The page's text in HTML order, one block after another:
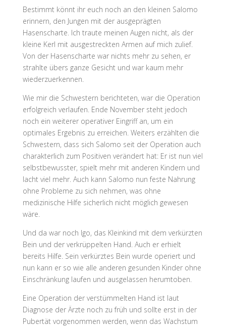
Bestimmt könnt ihr euch noch an den kleinen Salomo
erinnern, den Jungen mit der ausgeprägten
Hasenscharte. Ich traute meinen Augen nicht, als der
kleine Kerl mit ausgestreckten Armen auf mich zulief.
Von der Hasenscharte war nichts mehr zu sehen, er
strahlte übers ganze Gesicht und war kaum mehr
wiederzuerkennen.
Wie mir die Schwestern berichteten, war die Operation
erfolgreich verlaufen. Ende November steht jedoch
noch ein weiterer operativer Eingriff an, um ein
optimales Ergebnis zu erreichen. Weiters erzählten die
Schwestern, dass sich Salomo seit der Operation auch
charakterlich zum Positiven verändert hat: Er ist nun viel
selbstbewusster, spielt mehr mit anderen Kindern und
lacht viel mehr. Auch kann Salomo nun feste Nahrung
ohne Probleme zu sich nehmen, was ohne
medizinische Hilfe sicherlich nicht möglich gewesen
wäre.
Und da war noch Igo, das Kleinkind mit dem verkürzten
Bein und der verkrüppelten Hand. Auch er erhielt
bereits Hilfe. Sein verkürztes Bein wurde operiert und
nun kann er so wie alle anderen gesunden Kinder ohne
Einschränkung laufen und ausgelassen herumtoben.
Eine Operation der verstümmelten Hand ist laut
Diagnose der Ärzte noch zu früh und sollte erst in der
Pubertät vorgenommen werden, wenn das Wachstum